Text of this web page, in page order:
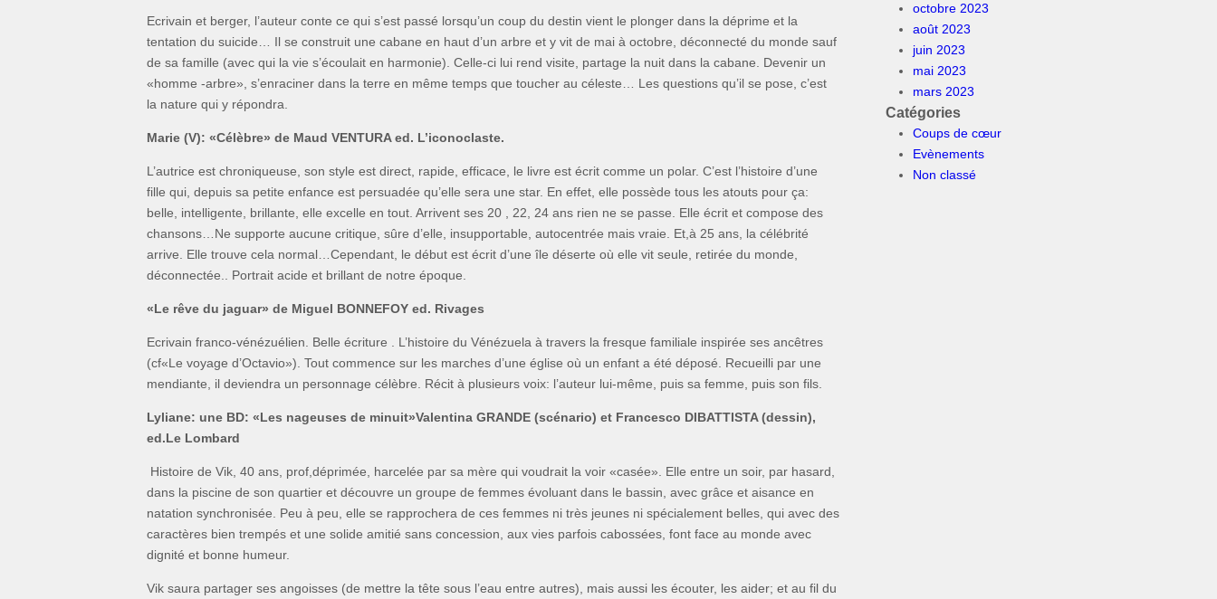
Ecrivain et berger, l’auteur conte ce qui s’est passé lorsqu’un coup du destin vient le plonger dans la déprime et la
tentation du suicide… Il se construit une cabane en haut d’un arbre et y vit de mai à octobre, déconnecté du monde sauf
de sa famille (avec qui la vie s’écoulait en harmonie). Celle-ci lui rend visite, partage la nuit dans la cabane. Devenir un
«homme -arbre», s’enraciner dans la terre en même temps que toucher au céleste… Les questions qu’il se pose, c’est
la nature qui y répondra.
Marie (V): «Célèbre» de Maud VENTURA ed. L’iconoclaste.
L’autrice est chroniqueuse, son style est direct, rapide, efficace, le livre est écrit comme un polar. C’est l’histoire d’une
fille qui, depuis sa petite enfance est persuadée qu’elle sera une star. En effet, elle possède tous les atouts pour ça:
belle, intelligente, brillante, elle excelle en tout. Arrivent ses 20 , 22, 24 ans rien ne se passe. Elle écrit et compose des
chansons…Ne supporte aucune critique, sûre d’elle, insupportable, autocentrée mais vraie. Et,à 25 ans, la célébrité
arrive. Elle trouve cela normal…Cependant, le début est écrit d’une île déserte où elle vit seule, retirée du monde,
déconnectée.. Portrait acide et brillant de notre époque.
«Le rêve du jaguar» de Miguel BONNEFOY ed. Rivages
Ecrivain franco-vénézuélien. Belle écriture . L’histoire du Vénézuela à travers la fresque familiale inspirée ses ancêtres
(cf«Le voyage d’Octavio»). Tout commence sur les marches d’une église où un enfant a été déposé. Recueilli par une
mendiante, il deviendra un personnage célèbre. Récit à plusieurs voix: l’auteur lui-même, puis sa femme, puis son fils.
Lyliane: une BD: «Les nageuses de minuit»Valentina GRANDE (scénario) et Francesco DIBATTISTA (dessin),
ed.Le Lombard
Histoire de Vik, 40 ans, prof,déprimée, harcelée par sa mère qui voudrait la voir «casée». Elle entre un soir, par hasard,
dans la piscine de son quartier et découvre un groupe de femmes évoluant dans le bassin, avec grâce et aisance en
natation synchronisée. Peu à peu, elle se rapprochera de ces femmes ni très jeunes ni spécialement belles, qui avec des
caractères bien trempés et une solide amitié sans concession, aux vies parfois cabossées, font face au monde avec
dignité et bonne humeur.
Vik saura partager ses angoisses (de mettre la tête sous l’eau entre autres), mais aussi les écouter, les aider; et au fil du
octobre 2023
août 2023
juin 2023
mai 2023
mars 2023
Catégories
Coups de cœur
Evènements
Non classé